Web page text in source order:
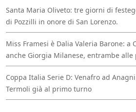
Santa Maria Oliveto: tre giorni di
di Pozzilli in onore di San Lorenzo.
Miss Framesi è Dalia Valeria Barone: a
anche Giorgia Milanese, entrambe alle
Coppa Italia Serie D: Venafro ad
Termoli già al primo turno